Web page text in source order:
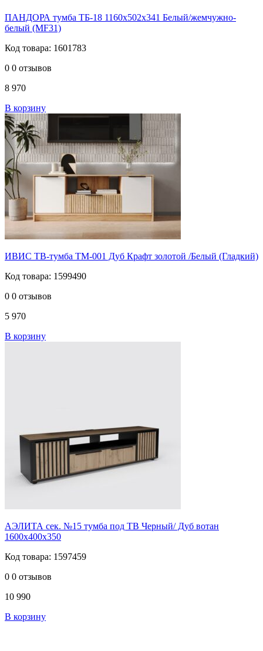
ПАНДОРА тумба ТБ-18 1160х502х341 Белый/жемчужно-
белый (MF31)
Код товара: 1601783
0 0 отзывов
8 970
В корзину
ИВИС ТВ-тумба ТМ-001 Дуб Крафт золотой /Белый (Гладкий)
Код товара: 1599490
0 0 отзывов
5 970
В корзину
АЭЛИТА сек. №15 тумба под ТВ Черный/ Дуб вотан
1600х400х350
Код товара: 1597459
0 0 отзывов
10 990
В корзину